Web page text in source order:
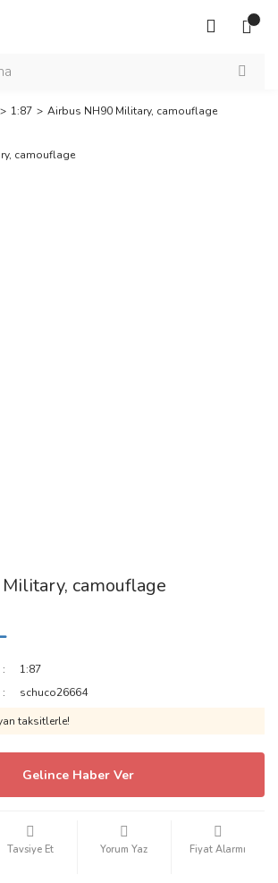
1:87 Airbus NH90 Military, camouflage
camouflage
1:87
schuco26664
taksitlerle!
Gelince Haber Ver
Tavsiye Et Yorum Yaz Fiyat Alarmı